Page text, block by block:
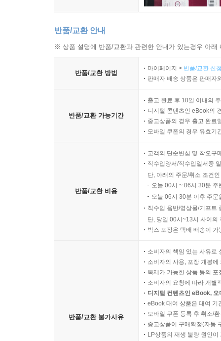
반품/교환 안내
※ 상품 설명에 반품/교환과 관련한 안내가 있는경우 아
반품/교환 방법
마이페이지 > 반품/교환 신
판매자 배송 상품은 판매자
반품/교환 가능기간
출고 완료 후 10일 이내의
디지털 콘텐츠인 eBook의
중고상품의 경우 출고 완료
모바일 쿠폰의 경우 유효기
반품/교환 비용
고객의 단순변심 및 착오구
직수입양서/직수입일서중
단, 아래의 주문/취소 조건
오늘 00시 ~ 06시 30분
오늘 06시 30분 이후 주
직수입 음반/영상물/기프트
단, 당일 00시~13시 사이의
박스 포장은 택배 배송이
반품/교환 불가사유
소비자의 책임 있는 사유로
소비자의 사용, 포장 개봉
복제가 가능한 상품 등의
소비자의 요청에 따라 개별
디지털 컨텐츠인 eBook,
eBook 대여 상품은 대여 기
모바일 쿠폰 등록 후 취소/
중고상품이 구매확정(자동
LP상품의 재생 불량 원인